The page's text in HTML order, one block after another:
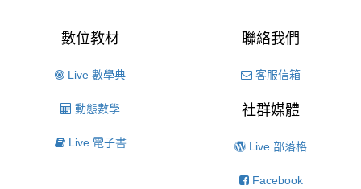
數位教材
Live 數學典
動態數學
Live 電子書
聯絡我們
客服信箱
社群媒體
Live 部落格
Facebook